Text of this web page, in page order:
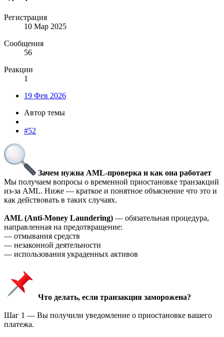
Регистрация
10 Мар 2025
Сообщения
56
Реакции
1
19 Фев 2026
Автор темы
#52
Зачем нужна AML-проверка и как она работает
Мы получаем вопросы о временной приостановке транзакций
из-за AML. Ниже — краткое и понятное объяснение что это и
как действовать в таких случаях.
AML (Anti-Money Laundering) — обязательная процедура,
направленная на предотвращение:
— отмывания средств
— незаконной деятельности
— использования украденных активов
Что делать, если транзакция заморожена?
Шаг 1 — Вы получили уведомление о приостановке вашего
платежа.